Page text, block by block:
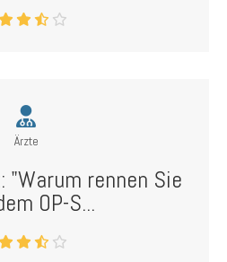
Ärzte
"Warum rennen Sie
OP-S...